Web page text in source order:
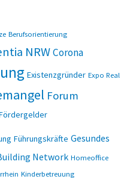
Berufsorientierung
NRWCorona
Existenzgründer Expo Real
Forum
Führungskräfte Gesundes
Network Homeoffice
Kinderbetreuung